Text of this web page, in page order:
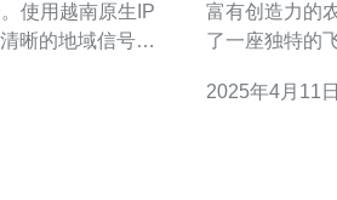
使用越南原生IP
晰的地域信号，
理或海外回程的
富有创造力的
了一座独特的
叫李春，他从
2025年4月11日